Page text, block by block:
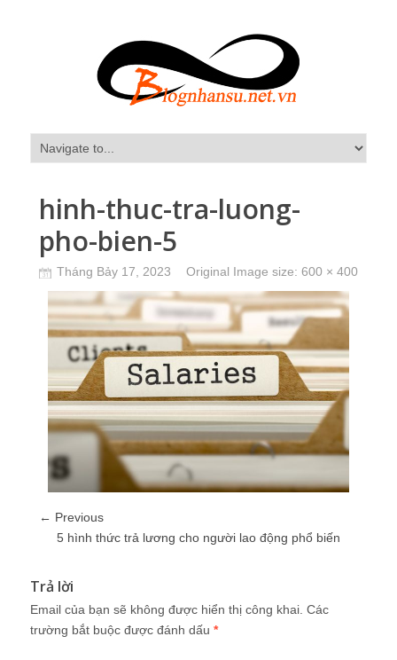
hinh-thuc-tra-luong-
pho-bien-5
Tháng Bảy 17, 2023 Original Image size: 600 × 400
← Previous
5 hình thức trả lương cho người lao động phổ biến
Trả lời
Email của bạn sẽ không được hiển thị công khai. Các
trường bắt buộc được đánh dấu *